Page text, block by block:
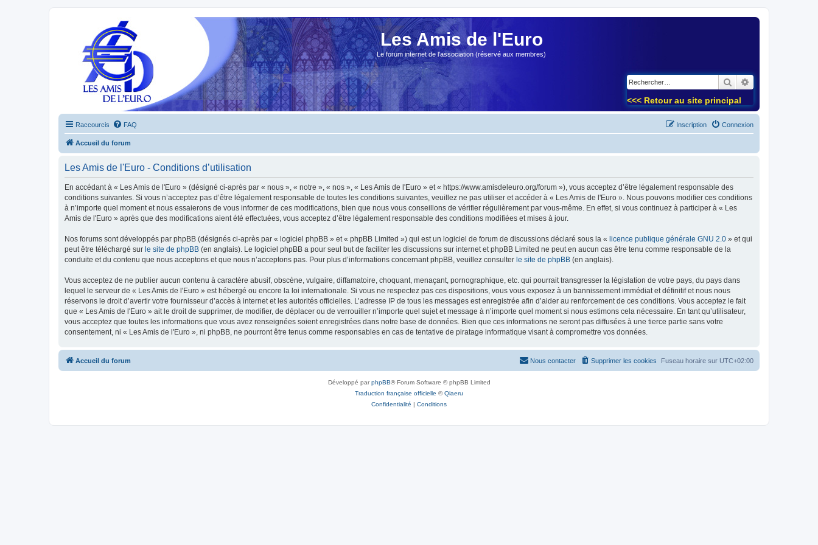
Les Amis de l'Euro
Le forum internet de l'association (réservé aux membres)
Rechercher
<<< Retour au site principal
Raccourcis FAQ Connexion
Inscription
Accueil du forum
Les Amis de l'Euro - Conditions d’utilisation
En accédant à « Les Amis de l'Euro » (désigné ci-après par « nous », « notre », « nos », « Les Amis de l'Euro » et « https://www.amisdeleuro.org/forum »), vous acceptez d’être légalement responsable des
conditions suivantes. Si vous n’acceptez pas d’être légalement responsable de toutes les conditions suivantes, veuillez ne pas utiliser et accéder à « Les Amis de l'Euro ». Nous pouvons modifier ces conditions
à n’importe quel moment et nous essaierons de vous informer de ces modifications, bien que nous vous conseillons de vérifier régulièrement par vous-même. En effet, si vous continuez à participer à « Les
Amis de l'Euro » après que des modifications aient été effectuées, vous acceptez d’être légalement responsable des conditions modifiées et mises à jour.
Nos forums sont développés par phpBB (désignés ci-après par « logiciel phpBB » et « phpBB Limited ») qui est un logiciel de forum de discussions déclaré sous la « licence publique générale GNU 2.0 » et qui
peut être téléchargé sur le site de phpBB (en anglais). Le logiciel phpBB a pour seul but de faciliter les discussions sur internet et phpBB Limited ne peut en aucun cas être tenu comme responsable de la
conduite et du contenu que nous acceptons et que nous n’acceptons pas. Pour plus d’informations concernant phpBB, veuillez consulter le site de phpBB (en anglais).
Vous acceptez de ne publier aucun contenu à caractère abusif, obscène, vulgaire, diffamatoire, choquant, menaçant, pornographique, etc. qui pourrait transgresser la législation de votre pays, du pays dans
lequel le serveur de « Les Amis de l'Euro » est hébergé ou encore la loi internationale. Si vous ne respectez pas ces dispositions, vous vous exposez à un bannissement immédiat et définitif et nous nous
réservons le droit d’avertir votre fournisseur d’accès à internet et les autorités officielles. L’adresse IP de tous les messages est enregistrée afin d’aider au renforcement de ces conditions. Vous acceptez le fait
que « Les Amis de l'Euro » ait le droit de supprimer, de modifier, de déplacer ou de verrouiller n’importe quel sujet et message à n’importe quel moment si nous estimons cela nécessaire. En tant qu’utilisateur,
vous acceptez que toutes les informations que vous avez renseignées soient enregistrées dans notre base de données. Bien que ces informations ne seront pas diffusées à une tierce partie sans votre
consentement, ni « Les Amis de l'Euro », ni phpBB, ne pourront être tenus comme responsables en cas de tentative de piratage informatique visant à compromettre vos données.
Accueil du forum Fuseau horaire sur UTC+02:00
Supprimer les cookies
Nous contacter
Développé parphpBB® Forum Software © phpBB Limited
Traduction française officielle ©Qiaeru
Confidentialité | Conditions